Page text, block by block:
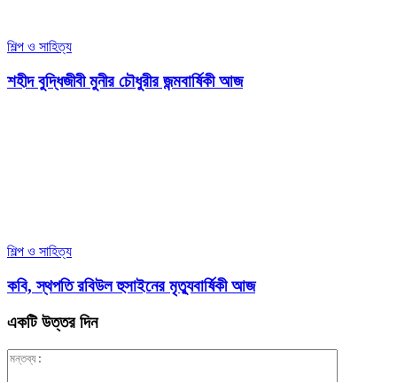
শিল্প ও সাহিত্য
শহীদ বুদ্ধিজীবী মুনীর চৌধুরীর জন্মবার্ষিকী আজ
শিল্প ও সাহিত্য
কবি, স্থপতি রবিউল হুসাইনের মৃত্যুবার্ষিকী আজ
একটি উত্তর দিন